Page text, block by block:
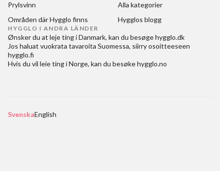
Prylsvinn
Alla kategorier
Områden där Hygglo finns
Hygglos blogg
HYGGLO I ANDRA LÄNDER
Ønsker du at leje ting i Danmark, kan du besøgehygglo.dk
Jos haluat vuokrata tavaroita Suomessa, siirry osoitteeseen
hygglo.fi
Hvis du vil leie ting i Norge, kan du besøkehygglo.no
SvenskaEnglish